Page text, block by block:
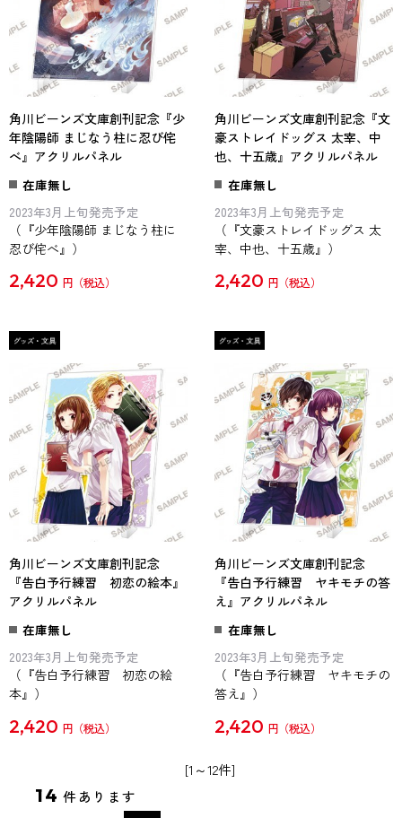
角川ビーンズ文庫創刊記念『少
年陰陽師 まじなう柱に忍び侘
べ』アクリルパネル
在庫無し
2023年3月上旬発売予定
（『少年陰陽師 まじなう柱に
忍び侘べ』）
2,420 円
角川ビーンズ文庫創刊記念『文
豪ストレイドッグス 太宰、中
也、十五歳』アクリルパネル
在庫無し
2023年3月上旬発売予定
（『文豪ストレイドッグス 太
宰、中也、十五歳』）
2,420 円
角川ビーンズ文庫創刊記念
『告白予行練習 初恋の絵本』
アクリルパネル
在庫無し
2023年3月上旬発売予定
（『告白予行練習 初恋の絵
本』）
2,420 円
角川ビーンズ文庫創刊記念
『告白予行練習 ヤキモチの答
え』アクリルパネル
在庫無し
2023年3月上旬発売予定
（『告白予行練習 ヤキモチの
答え』）
2,420 円
[1～12件]
14 件あります